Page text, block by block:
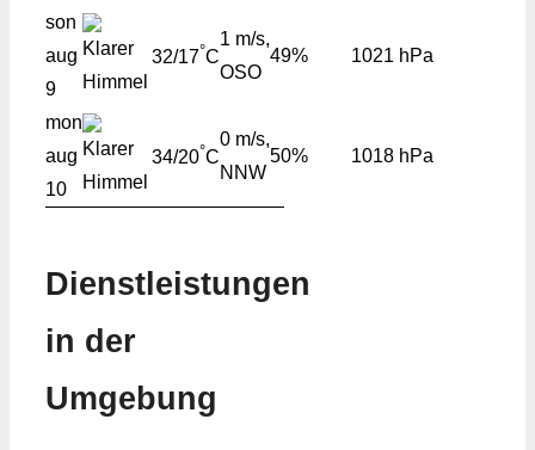
son
aug
9
32/17°C
1 m/s,
OSO
49% 1021 hPa
mon
aug
10
34/20°C
0 m/s,
NNW
50% 1018 hPa
Dienstleistungen
in der
Umgebung